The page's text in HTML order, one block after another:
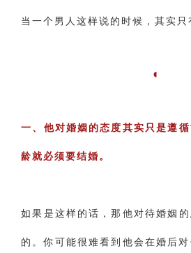
当一个男人这样说的时候，其实只
‌◐
一、他对婚姻的态度其实只是遵
龄就必须要结婚。
如果是这样的话，那他对待婚姻
的。你可能很难看到他会在婚后